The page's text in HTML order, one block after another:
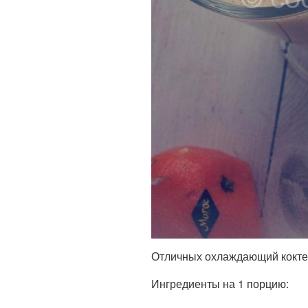
Отличных охлаждающий
Ингредиенты на 1 порцию: